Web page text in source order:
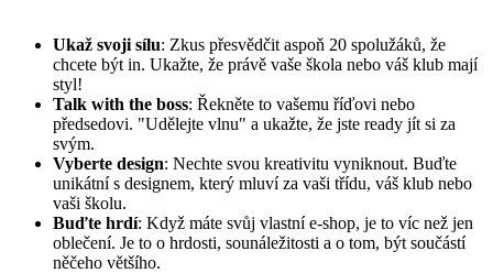
Ukaž svoji sílu: Zkus přesvědčit aspoň 20 spolužáků, že
chcete být in. Ukažte, že právě vaše škola nebo váš klub mají
styl!
Talk with the boss: Řekněte to vašemu říďovi nebo
předsedovi. "Udělejte vlnu" a ukažte, že jste ready jít si za
svým.
Vyberte design: Nechte svou kreativitu vyniknout. Buďte
unikátní s designem, který mluví za vaši třídu, váš klub nebo
vaši školu.
Buďte hrdí: Když máte svůj vlastní e-shop, je to víc než jen
oblečení. Je to o hrdosti, sounáležitosti a o tom, být součástí
něčeho většího.